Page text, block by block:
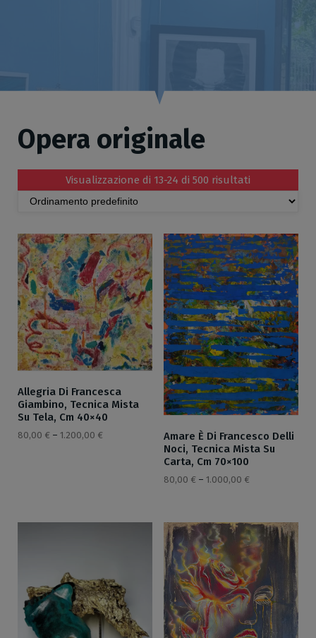
Opera originale
Visualizzazione di 13-24 di 500 risultati
Allegria Di Francesca
Giambino, Tecnica Mista
Su Tela, Cm 40×40
80,00 € – 1.200,00 €
Amare È Di Francesco Delli
Noci, Tecnica Mista Su
Carta, Cm 70×100
80,00 € – 1.000,00 €